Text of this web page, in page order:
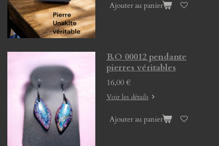
Ajouter au panier
B.O 00012 pendante
pierres véritables
16,00 €
Voir les détails
Ajouter au panier